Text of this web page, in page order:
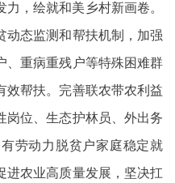
，绘就和美乡村新画卷。
动态监测和帮扶机制，加强
、重病重残户等特殊困难群
效帮扶。完善联农带农利益
岗位、生态护林员、外出务
劳动力脱贫户家庭稳定就
进农业高质量发展，坚决扛